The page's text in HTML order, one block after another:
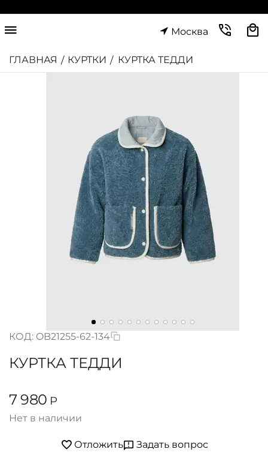
Москва
ГЛАВНАЯ / КУРТКИ / КУРТКА ТЕДДИ
КОД: OB21255-62-134
КУРТКА ТЕДДИ
7 980 Р
Нет в наличии
Отложить Задать вопрос